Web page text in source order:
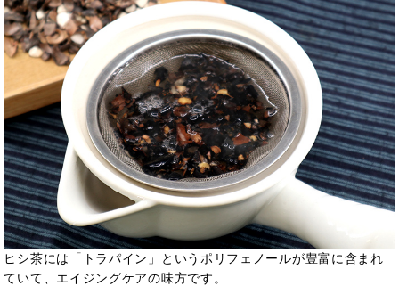
ヒシ茶には「トラパイン」というポリフェノールが豊富に含まれ
ていて、エイジングケアの味方です。